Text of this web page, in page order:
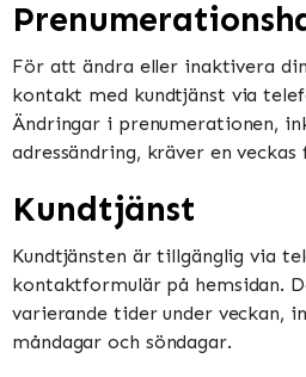
För att ändra eller inaktivera
kontakt med kundtjänst via
Ändringar i prenumerationen,
adressändring, kräver en
Kundtjänst
Kundtjänsten är tillgänglig via
kontaktformulär på hemsidan.
varierande tider under veckan,
måndagar och söndagar.